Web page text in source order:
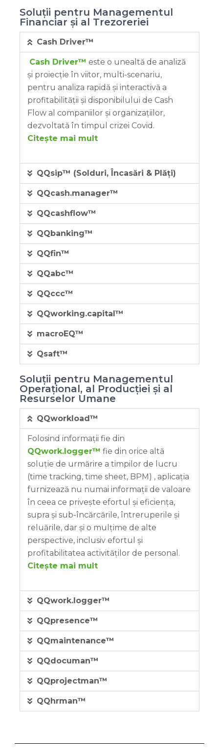
Soluții pentru Managementul
Financiar și al Trezoreriei
Cash Driver™
Cash Driver™ este o unealtă de analiză
și proiecție în viitor, multi-scenariu,
pentru analiza rapidă și interactivă a
profitabilității și disponibilului de Cash
Flow al companiilor și organizațiilor,
dezvoltată în timpul crizei Covid.
Citește mai mult
QQsip™ (Solduri, Încasări & Plăți)
QQcash.manager™
QQcashflow™
QQbanking™
QQfin™
QQabc™
QQccc™
QQworking.capital™
macroEQ™
Qsaft™
Soluții pentru Managementul
Operațional, al Producției și al
Resurselor Umane
QQworkload™
Folosind informații fie din
QQwork.logger™ fie din orice altă
soluție de urmărire a timpilor de lucru
(time tracking, time sheet, BPM) , aplicația
furnizează nu numai informații de valoare
în ceea ce privește efortul și eficiența,
supra și sub-încărcările, întreruperile și
reluările, dar și o mulțime de alte
perspective, inclusiv efortul și
profitabilitatea activităților de personal.
Citește mai mult
QQwork.logger™
QQpresence™
QQmaintenance™
QQdocuman™
QQprojectman™
QQhrman™